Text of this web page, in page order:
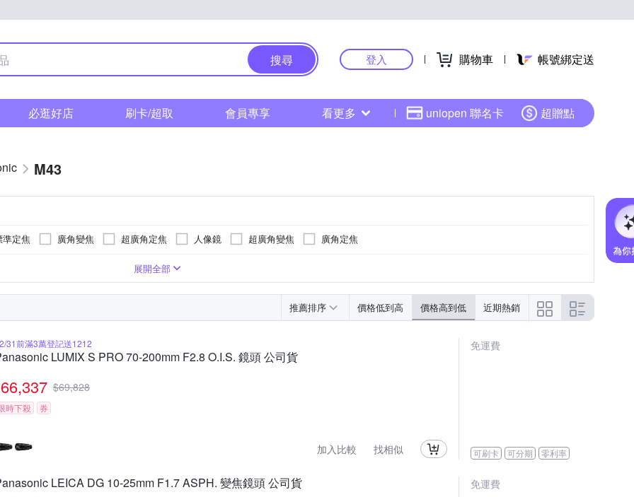
搜尋 登入 購物車 帳號綁定送
必逛好店 刷卡/超取 會員專享 看更多 uniopen 聯名卡 超贈點
M43
準定焦 廣角變焦 超廣角定焦 人像鏡 超廣角變焦
廣角定焦
展開全部
推薦排序 價格低到高 價格高到低 近期熱銷
31前滿3萬登記送1212
LUMIX S PRO 70-200mm F2.8 O.I.S. 鏡頭 公司貨
66,337 $69,828
時下殺 券
加入比較 找相似
免運費
可刷卡 可分期 零利率
LEICA DG 10-25mm F1.7 ASPH. 變焦鏡頭 公司貨 免運費